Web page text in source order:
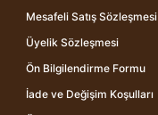
Mesafeli Satış Sözleşmesi
Üyelik Sözleşmesi
Ön Bilgilendirme Formu
İade ve Değişim Koşulları